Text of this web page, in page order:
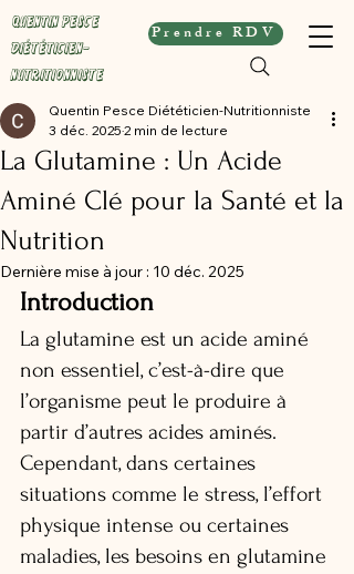
Quentin Pesce
Diététicien-
Nutritionniste
Prendre RDV
La Glutamine : Un Acide
Aminé Clé pour la Santé et la
Nutrition
Quentin Pesce Diététicien-Nutritionniste
3 déc. 2025 2 min de lecture
Dernière mise à jour : 10 déc. 2025
Introduction
La glutamine est un acide aminé
non essentiel, c’est-à-dire que
l’organisme peut le produire à
partir d’autres acides aminés.
Cependant, dans certaines
situations comme le stress, l’effort
physique intense ou certaines
maladies, les besoins en glutamine